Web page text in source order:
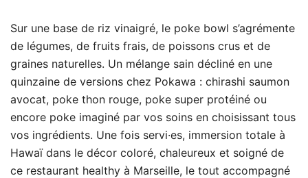
Sur une base de riz vinaigré, le poke bowl s’agrémente
de légumes, de fruits frais, de poissons crus et de
graines naturelles. Un mélange sain décliné en une
quinzaine de versions chez Pokawa : chirashi saumon
avocat, poke thon rouge, poke super protéiné ou
encore poke imaginé par vos soins en choisissant tous
vos ingrédients. Une fois servi·es, immersion totale à
Hawaï dans le décor coloré, chaleureux et soigné de
ce restaurant healthy à Marseille, le tout accompagné